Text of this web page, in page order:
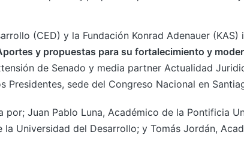
(CED) y la Fundación Konrad Adenauer
y propuestas para su fortalecimiento y
de Senado y media partner Actualidad
Presidentes, sede del Congreso Nacional en
por; Juan Pablo Luna, Académico de la Pontificia
la Universidad del Desarrollo; y Tomás Jordán,